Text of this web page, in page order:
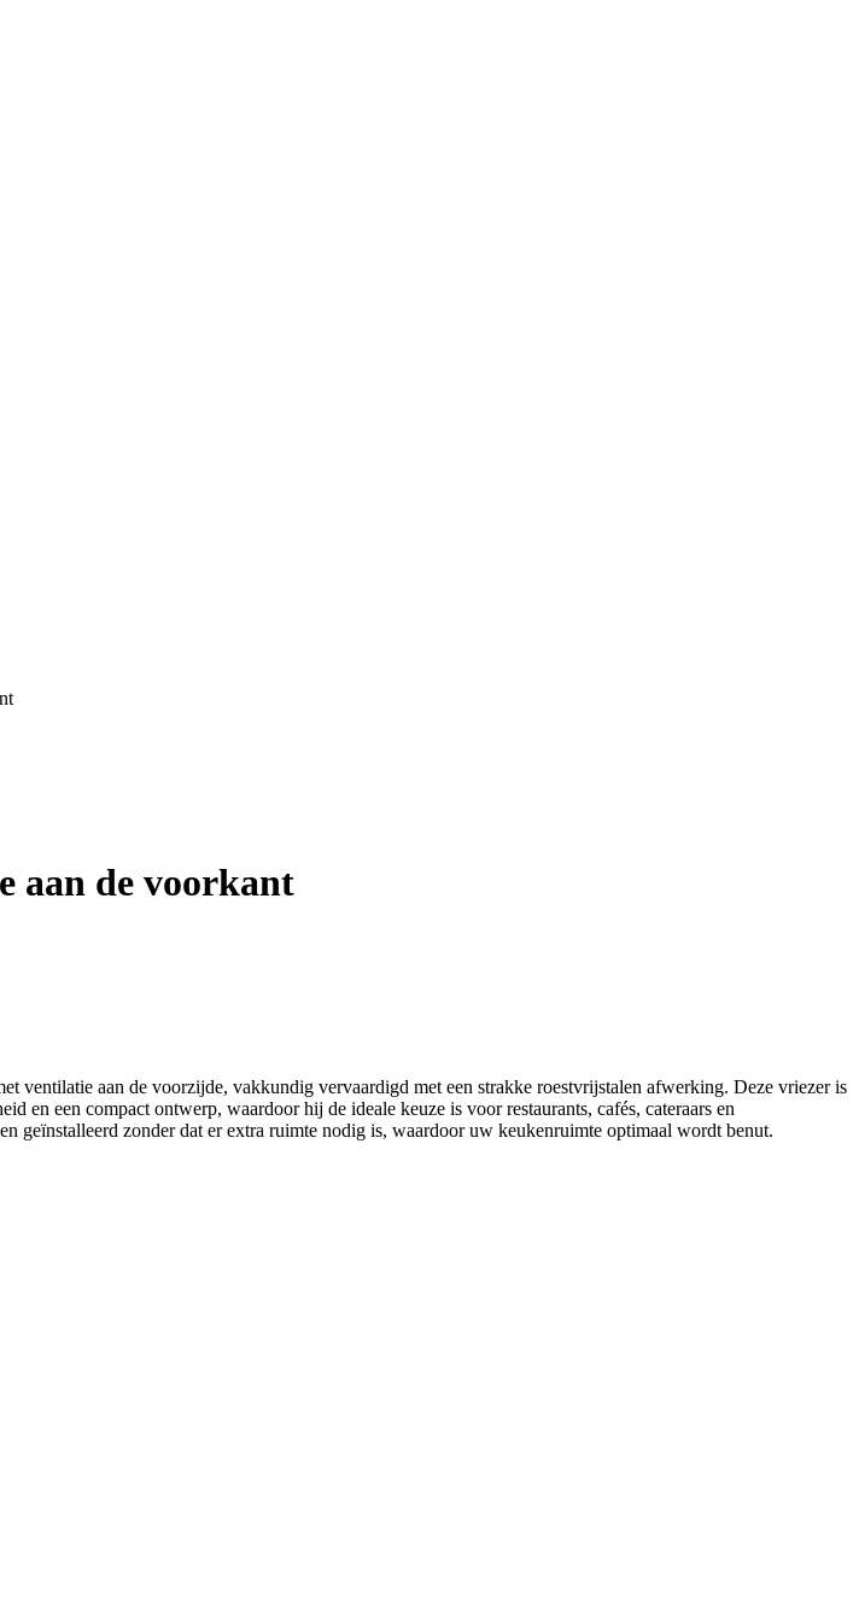
aan de voorkant
aan de voorzijde, vakkundig vervaardigd met een strakke roestvrijstalen afwerking. Deze vriezer is
en een compact ontwerp, waardoor hij de ideale keuze is voor restaurants, cafés, cateraars en
geïnstalleerd zonder dat er extra ruimte nodig is, waardoor uw keukenruimte optimaal wordt benut.